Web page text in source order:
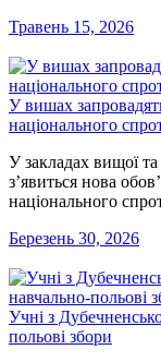
Травень 15, 2026
У вишах
національного
У закладах вищої та
з’явиться нова
національного
Березень 30, 2026
Учні з
польові збори